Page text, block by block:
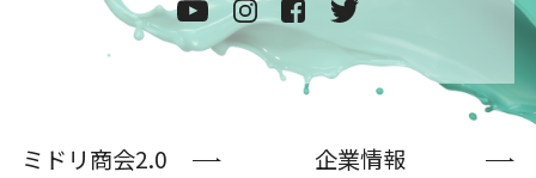
ミドリ商会2.0
企業情報